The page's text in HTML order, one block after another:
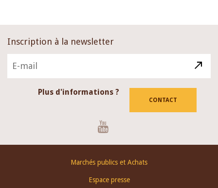
Inscription à la newsletter
Plus d'informations ?
CONTACT
Marchés publics et Achats
Espace presse